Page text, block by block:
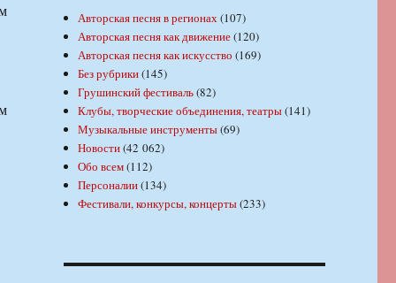
Авторская песня в регионах(107)
Авторская песня как движение(120)
Авторская песня как искусство (169)
Без рубрики(145)
Грушинский фестиваль(82)
Клубы, творческие объединения, театры(141)
Музыкальные инструменты(69)
Новости(42 062)
Обо всем(112)
Персоналии(134)
Фестивали, конкурсы, концерты(233)